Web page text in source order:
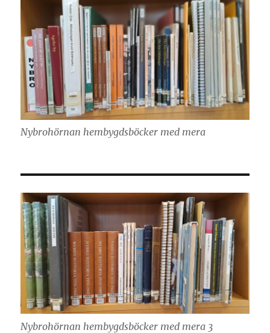
Nybrohörnan hembygdsböcker med mera
Nybrohörnan hembygdsböcker med mera 3